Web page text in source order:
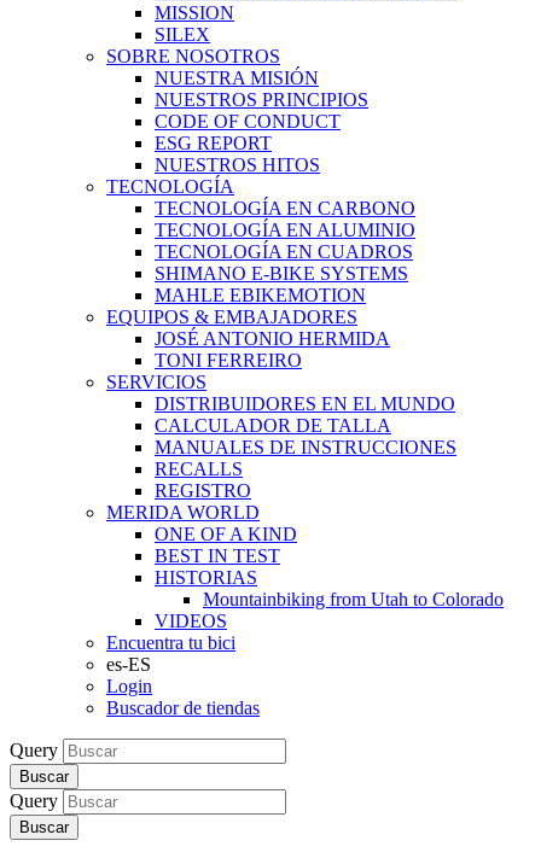
MISSION
SILEX
SOBRE NOSOTROS
NUESTRA MISIÓN
NUESTROS PRINCIPIOS
CODE OF CONDUCT
ESG REPORT
NUESTROS HITOS
TECNOLOGÍA
TECNOLOGÍA EN CARBONO
TECNOLOGÍA EN ALUMINIO
TECNOLOGÍA EN CUADROS
SHIMANO E-BIKE SYSTEMS
MAHLE EBIKEMOTION
EQUIPOS & EMBAJADORES
JOSÉ ANTONIO HERMIDA
TONI FERREIRO
SERVICIOS
DISTRIBUIDORES EN EL MUNDO
CALCULADOR DE TALLA
MANUALES DE INSTRUCCIONES
RECALLS
REGISTRO
MERIDA WORLD
ONE OF A KIND
BEST IN TEST
HISTORIAS
Mountainbiking from Utah to Colorado
VIDEOS
Encuentra tu bici
es-ES
Login
Buscador de tiendas
Query
Buscar
Query
Buscar